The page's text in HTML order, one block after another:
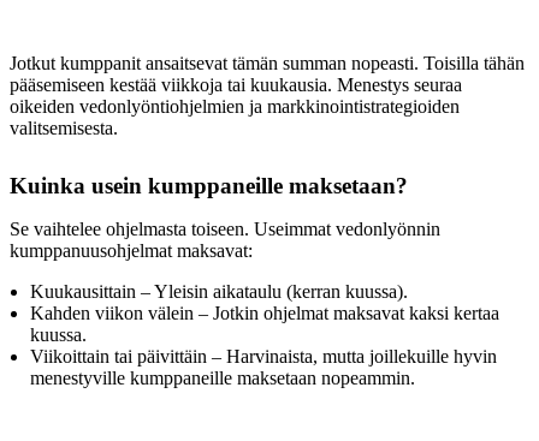
Jotkut kumppanit ansaitsevat tämän summan nopeasti. Toisilla tähän
pääsemiseen kestää viikkoja tai kuukausia. Menestys seuraa
oikeiden vedonlyöntiohjelmien ja markkinointistrategioiden
valitsemisesta.
Kuinka usein kumppaneille maksetaan?
Se vaihtelee ohjelmasta toiseen. Useimmat vedonlyönnin
kumppanuusohjelmat maksavat:
Kuukausittain – Yleisin aikataulu (kerran kuussa).
Kahden viikon välein – Jotkin ohjelmat maksavat kaksi kertaa
kuussa.
Viikoittain tai päivittäin – Harvinaista, mutta joillekuille hyvin
menestyville kumppaneille maksetaan nopeammin.